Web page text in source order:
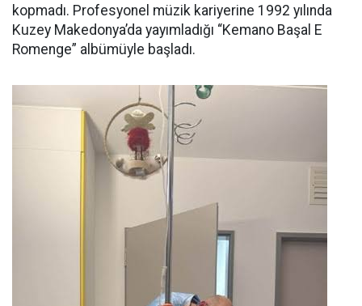
kopmadı. Profesyonel müzik kariyerine 1992 yılında
Kuzey Makedonya’da yayımladığı “Kemano Başal E
Romenge” albümüyle başladı.